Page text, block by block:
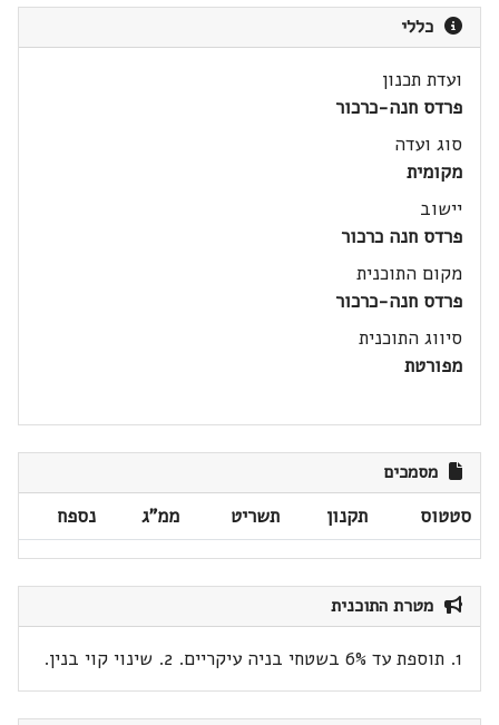
כללי
ועדת תכנון
פרדס חנה-כרכור
סוג ועדה
מקומית
יישוב
פרדס חנה כרכור
מקום התוכנית
פרדס חנה-כרכור
סיווג התוכנית
מפורטת
מסמכים
סטטוס תקנון תשריט ממ"ג נספח
מטרת התוכנית
1. תוספת עד 6% בשטחי בניה עיקריים. 2. שינוי קוי בנין.